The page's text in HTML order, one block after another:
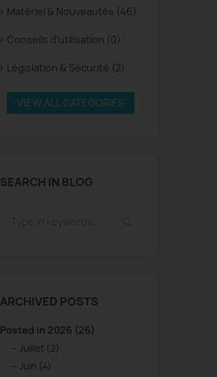
Matériel & Nouveautés (46)
Conseils d’utilisation (0)
Législation & Sécurité (2)
VIEW ALL CATEGORIES
SEARCH IN BLOG
ARCHIVED POSTS
Posted in 2026 (26)
Juillet (2)
Juin (4)